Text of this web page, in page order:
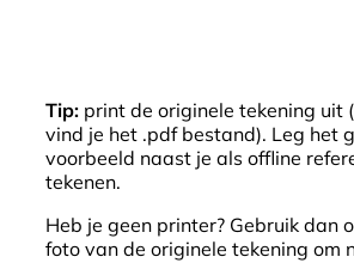
Tip: print de originele tekening uit
vind je het .pdf bestand). Leg het
voorbeeld naast je als offline
tekenen.
Heb je geen printer? Gebruik dan
foto van de originele tekening om